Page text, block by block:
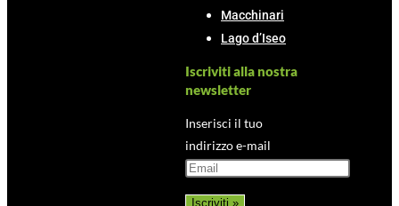
Macchinari
Lago d’Iseo
Iscriviti alla nostra
newsletter
Inserisci il tuo
indirizzo e-mail